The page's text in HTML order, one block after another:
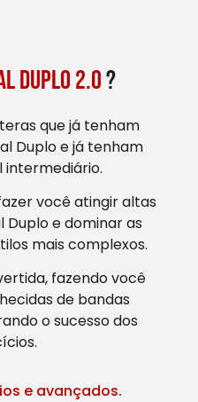
duplo 2.0?
que já tenham
Duplo e já tenham
intermediário.
você atingir altas
Duplo e dominar as
mais complexos.
fazendo você
de bandas
o sucesso dos
e avançados.